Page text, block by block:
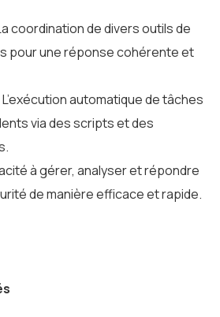
coordination de divers outils de
pour une réponse cohérente et
L’exécution automatique de tâches
via des scripts et des
à gérer, analyser et répondre
de manière efficace et rapide.